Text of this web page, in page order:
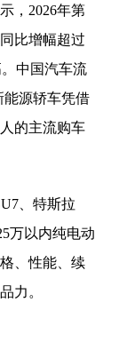
，2026年第
比增幅超过
中国汽车流
能源轿车凭借
的主流购车
、特斯拉
万以内纯电动
、性能、续
力。